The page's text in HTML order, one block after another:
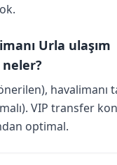
Urla ulaşım
havalimanı
VIP transfer
optimal.